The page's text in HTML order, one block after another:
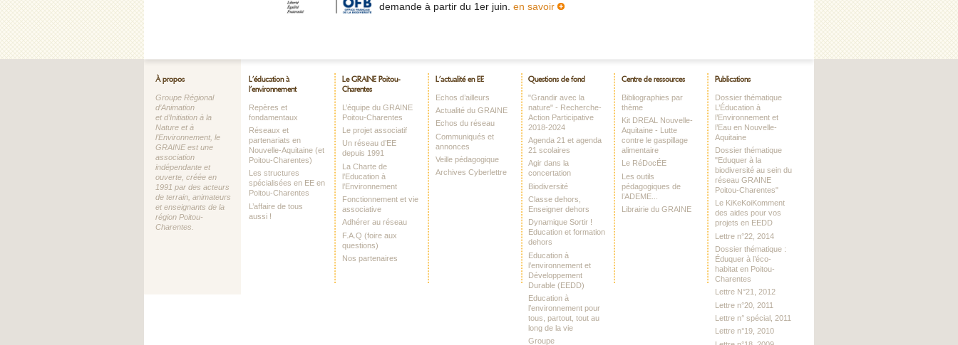
demande à partir du 1er juin. en savoir
À propos
Groupe Régional
d’Animation
et d’Initiation à la
Nature et à
l’Environnement, le
GRAINE est une
association
indépendante et
ouverte, créée en
1991 par des acteurs
de terrain, animateurs
et enseignants de la
région Poitou-
Charentes.
L’éducation à
l’environnement
Repères et
fondamentaux
Réseaux et
partenariats en
Nouvelle-Aquitaine (et
Poitou-Charentes)
Les structures
spécialisées en EE en
Poitou-Charentes
L’affaire de tous
aussi !
Le GRAINE Poitou-
Charentes
L’équipe du GRAINE
Poitou-Charentes
Le projet associatif
Un réseau d’EE
depuis 1991
La Charte de
l’Education à
l’Environnement
Fonctionnement et vie
associative
Adhérer au réseau
F.A.Q (foire aux
questions)
Nos partenaires
L’actualité en EE
Echos d’ailleurs
Actualité du GRAINE
Echos du réseau
Communiqués et
annonces
Veille pédagogique
Archives Cyberlettre
Questions de fond
"Grandir avec la
nature" - Recherche-
Action Participative
2018-2024
Agenda 21 et agenda
21 scolaires
Agir dans la
concertation
Biodiversité
Classe dehors,
Enseigner dehors
Dynamique Sortir !
Education et formation
dehors
Education à
l’environnement et
Développement
Durable (EEDD)
Education à
l’environnement pour
tous, partout, tout au
long de la vie
Groupe
Centre de ressources
Bibliographies par
thème
Kit DREAL Nouvelle-
Aquitaine - Lutte
contre le gaspillage
alimentaire
Le RéDocÉE
Les outils
pédagogiques de
l’ADEME...
Librairie du GRAINE
Publications
Dossier thématique
L’Éducation à
l’Environnement et
l’Eau en Nouvelle-
Aquitaine
Dossier thématique
"Eduquer à la
biodiversité au sein du
réseau GRAINE
Poitou-Charentes"
Le KiKeKoiKomment
des aides pour vos
projets en EEDD
Lettre n°22, 2014
Dossier thématique :
Éduquer à l’éco-
habitat en Poitou-
Charentes
Lettre N°21, 2012
Lettre n°20, 2011
Lettre n° spécial, 2011
Lettre n°19, 2010